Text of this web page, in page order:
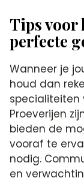
Tips voor
perfecte
Wanneer je
houd dan
Proeverijen
bieden de
vooraf te
nodig.
en